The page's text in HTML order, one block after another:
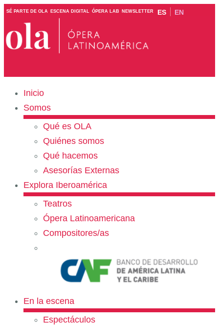
SÉ PARTE DE OLA ESCENA DIGITAL ÓPERA LAB NEWSLETTER ES EN
Inicio
Somos
Qué es OLA
Quiénes somos
Qué hacemos
Asesorías Externas
Explora Iberoamérica
Teatros
Ópera Latinoamericana
Compositores/as
En la escena
Espectáculos